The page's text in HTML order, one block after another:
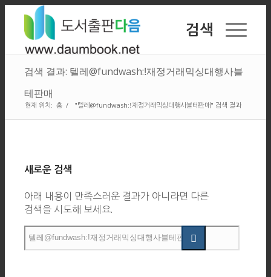
검색
검색 결과: 텔레@fundwash:ǃ재정거래믹싱대행사블
테판매
현재 위치: 홈 / "텔레@fundwash:ǃ재정거래믹싱대행사블테판매" 검색 결과
새로운 검색
아래 내용이 만족스러운 결과가 아니라면 다른
검색을 시도해 보세요.